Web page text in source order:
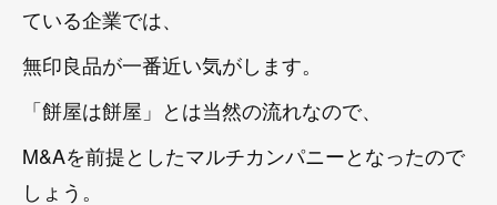
ている企業では、
無印良品が一番近い気がします。
「餅屋は餅屋」とは当然の流れなので、
M&Aを前提としたマルチカンパニーとなったので
しょう。